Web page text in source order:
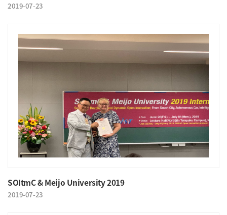
2019-07-23
SOItmC & Meijo University 2019
2019-07-23